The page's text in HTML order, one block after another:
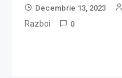
Decembrie 13, 2023
Razboi
0